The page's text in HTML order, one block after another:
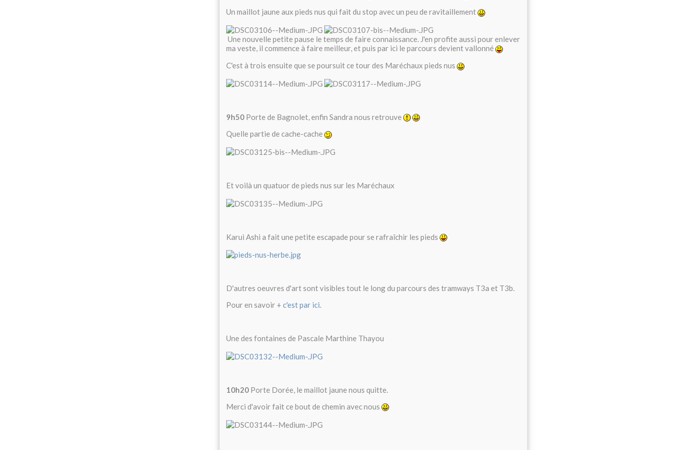
Un maillot jaune aux pieds nus qui fait du stop avec un peu de ravitaillement
Une nouvelle petite pause le temps de faire connaissance. J'en profite aussi pour enlever
ma veste, il commence à faire meilleur, et puis par ici le parcours devient vallonné
C'est à trois ensuite que se poursuit ce tour des Maréchaux pieds nus
9h50 Porte de Bagnolet, enfin Sandra nous retrouve
Quelle partie de cache-cache
Et voilà un quatuor de pieds nus sur les Maréchaux
Karui Ashi a fait une petite escapade pour se rafraîchir les pieds
D'autres oeuvres d'art sont visibles tout le long du parcours des tramways T3a et T3b.
Pour en savoir + c'est par ici.
Une des fontaines de Pascale Marthine Thayou
10h20 Porte Dorée, le maillot jaune nous quitte.
Merci d'avoir fait ce bout de chemin avec nous